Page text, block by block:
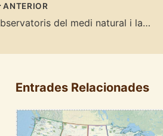
ANTERIOR
Observatoris del medi natural i la sostenibilitat a Catalunya
Entrades Relacionades